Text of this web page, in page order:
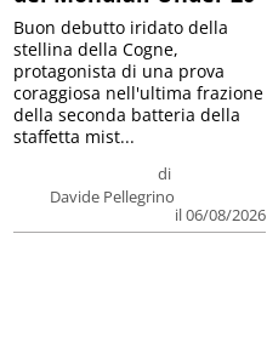
di
Davide Pellegrino
il 06/08/2026
Buon debutto iridato della
stellina della Cogne,
protagonista di una prova
coraggiosa nell'ultima frazione
della seconda batteria della
staffetta mist...